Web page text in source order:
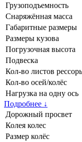
Грузоподъемность
Снаряжённая масса
Габаритные размеры
Размеры кузова
Погрузочная высота
Подвеска
Кол-во листов
Кол-во осей/колёс
Нагрузка на одну ось
Подробнее ↓
Дорожный просвет
Колея колес
Размер колёс